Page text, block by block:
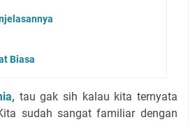
Biasa
tau gak sih kalau kita ternyata
sudah sangat familiar dengan